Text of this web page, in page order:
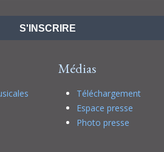
S'INSCRIRE
Médias
Téléchargement
Espace presse
Photo presse